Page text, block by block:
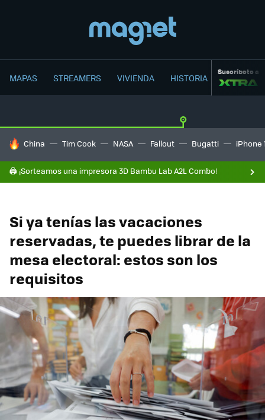
MAPAS STREAMERS VIVIENDA HISTORIA Suscríbete a
HOY SE HABLA DE
China Tim Cook NASA Fallout Bugatti iPhone
🖨️ ¡Sorteamos una impresora 3D Bambu Lab A2L Combo!
Si ya tenías las vacaciones
reservadas, te puedes librar de la
mesa electoral: estos son los
requisitos